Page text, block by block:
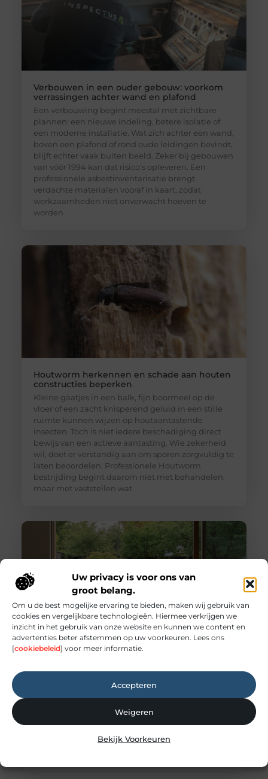
Uw privacy is voor ons van
groot belang.
Om u de best mogelijke ervaring te bieden, maken wij gebruik van
cookies en vergelijkbare technologieën. Hiermee verkrijgen we
inzicht in het gebruik van onze website en kunnen we content en
advertenties beter afstemmen op uw voorkeuren. Lees ons
[cookiebeleid] voor meer informatie.
Accepteren
Weigeren
Bekijk Voorkeuren
Verbouwen in een ouder gebouw: voorkom
verrassingen achter wand en plafond
Een verbouwing begint meestal met zichtbare
plannen: een nieuwe indeling, betere isolatie of
een moderne installatie. Wat zich achter een wand,
boven een plafond of rond oude leidingen bevindt,
blijft echter vaak buiten beeld. Zeker bij gebouwen
van vóór 1994 kan dat risico’s opleveren. Een
professionele asbestinventarisatie brengt
verdachte materialen vooraf in kaart, zodat
werkzaamheden niet onverwacht hoeven te
worden
Houtworm herkennen en schade aan houten
constructies beperken
Kleine gaatjes in een balk, fijn boormeel op de
vloer of een zacht knisperend geluid in een stille
ruimte kunnen wijzen op houtaantastende
insecten. Toch is niet iedere beschadiging direct
bewijs van een actieve aantasting. Wie zekerheid
wil, doet er verstandig aan om sporen zorgvuldig te
laten beoordelen. Professionele Houtworm
bestrijding begint daarom niet met behandelen,
maar met vaststellen wat
Praktische gids voor binnenklimaat en
Creëer de perfecte harmonie tussen binnen en
buiten Een comfortabel huis is meer dan alleen
een dak boven ons hoofd; het is een toevluchtsoord
waar we tot rust komen. De kwaliteit van ons leven
wordt sterk beïnvloed door onze directe omgeving.
maar ook voor de buitenruimte die we tot onze